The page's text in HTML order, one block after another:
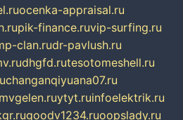
ocenka-appraisal.ru
pik-finance.ruvip-surfing.ru
clan.rudr-pavlush.ru
dhgfd.rutesotomeshell.ru
changanqiyuana07.ru
ytyt.ruinfoelektrik.ru
goodv1234.ruoopslady.ru